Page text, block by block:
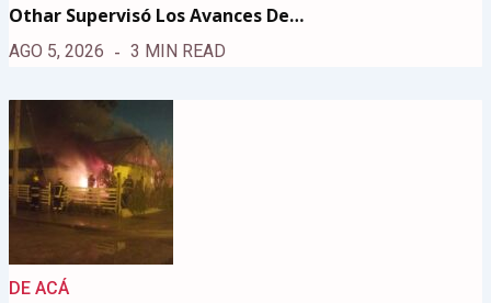
Othar Supervisó Los Avances De…
AGO 5, 2026 3 MIN READ
DE ACÁ